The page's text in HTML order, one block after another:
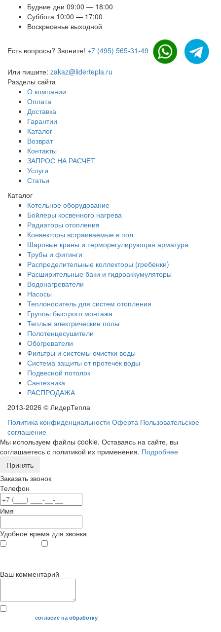
Будние дни 09:00 — 18:00
Суббота 10:00 — 17:00
Воскресенье выходной
Есть вопросы? Звоните! +7 (495) 565-31-49
Или пишите: zakaz@lidertepla.ru
Разделы сайта
О компании
Оплата
Доставка
Гарантии
Каталог
Возврат
Контакты
ЗАПРОС НА РАСЧЕТ
Услуги
Статьи
Каталог
Котельное оборудование
Бойлеры косвенного нагрева
Радиаторы отопления
Конвекторы встраиваемые в пол
Шаровые краны и терморегулирующая арматура
Трубы и фитинги
Распределительные коллекторы (гребенки)
Расширительные баки и гидроаккумуляторы
Водонагреватели
Насосы
Теплоноситель для систем отопления
Группы быстрого монтажа
Теплые электрические полы
Полотенцесушители
Обогреватели
Фильтры и системы очистки воды
Система защиты от протечек воды
Подвесной потолок
Сантехника
РАСПРОДАЖА
2013-2026 © ЛидерТепла
Политика конфиденциальности Оферта Пользовательское
соглашение
Мы используем файлы cookie. Оставаясь на сайте, вы
соглашаетесь с политикой их применения. Подробнее
Принять
Заказать звонок
Телефон
Имя
Удобное время для звонка
Ваш комментарий
Я даю своесогласие на обработку